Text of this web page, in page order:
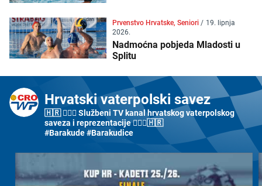
Prvenstvo Hrvatske, Seniori / 19. lipnja
2026.
Nadmoćna pobjeda Mladosti u
Splitu
Hrvatski vaterpolski savez
🇭🇷 🤽🏼‍♂️ Službeni TV kanal hrvatskog vaterpolskog
saveza i reprezentacije 🤽🏼‍♀️🇭🇷
#Barakude #Barakudice